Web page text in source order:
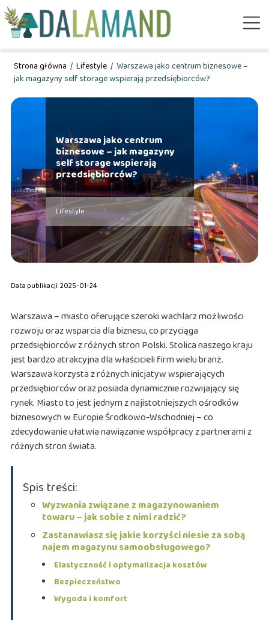
Strona główna / Lifestyle / Warszawa jako centrum biznesowe –
jak magazyny self storage wspierają przedsiębiorców?
Warszawa jako centrum
biznesowe – jak magazyny
self storage wspierają
przedsiębiorców?
Lifestyle
Data publikacji: 2025-01-24
Warszawa – miasto oferujące szeroki wachlarz możliwości
rozwoju oraz wsparcia dla biznesu, co przyciąga
przedsiębiorców z różnych stron Polski. Stolica naszego kraju
jest bardzo atrakcyjna dla właścicieli firm wielu branż.
Warszawa korzysta z różnych inicjatyw wspierających
przedsiębiorców oraz posiada dynamicznie rozwijający się
rynek. Miasto to jest jednym z najistotniejszych ośrodków
biznesowych w Europie Środkowo-Wschodniej – co
zdecydowanie ułatwia nawiązanie współpracy z partnerami z
różnych stron świata.
Spis treści:
Wyzwania związane z magazynowaniem
towaru – jak sobie z nimi radzić?
Zastanawiasz się jakie korzyści niesie za sobą
najem magazynu samoobsługowego?
Elastyczność i optymalizacja kosztów
Bezpieczeństwo
Wygoda i komfort